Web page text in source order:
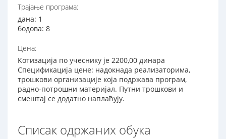
Трајање програма:
дана: 1
бодова: 8
Цена:
Котизација по учеснику је 2200,00 динара
Спецификација цене: надокнада реализаторима,
трошкови организације која подржава програм,
радно-потрошни материјал. Путни трошкови и
смештај се додатно наплаћују.
Списак одржаних обука